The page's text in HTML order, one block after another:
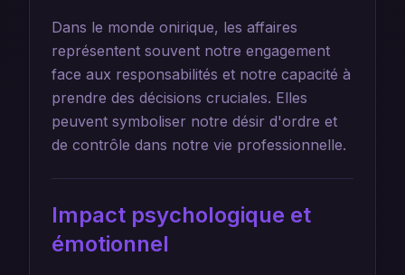
Dans le monde onirique, les affaires
représentent souvent notre engagement
face aux responsabilités et notre capacité à
prendre des décisions cruciales. Elles
peuvent symboliser notre désir d'ordre et
de contrôle dans notre vie professionnelle.
Impact psychologique et
émotionnel